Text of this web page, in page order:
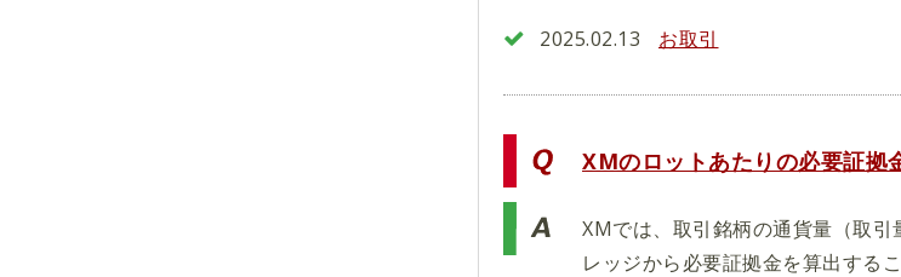
2025.02.13 お取引
XMのロットあたりの必要証拠
XMでは、取引銘柄の通貨量（取
レッジから必要証拠金を算出する